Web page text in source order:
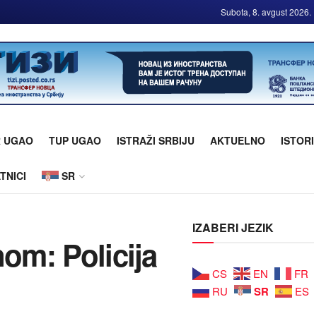
Subota, 8. avgust 2026.
UGAO TUP UGAO ISTRAŽI SRBIJU AKTUELNO
SR
Policija
IZABERI JEZIK
CS EN FR
RU
SR ES